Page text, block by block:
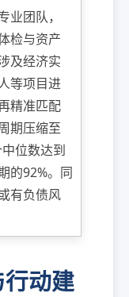
业团队，
检与资产
及经济实
等项目进
精准匹配
期压缩至
位数达到
的92%。同
有负债风
动建